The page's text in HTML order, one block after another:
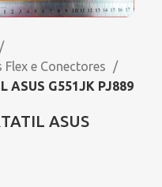
Flex e Conectores
ASUS G551JK PJ889
ASUS